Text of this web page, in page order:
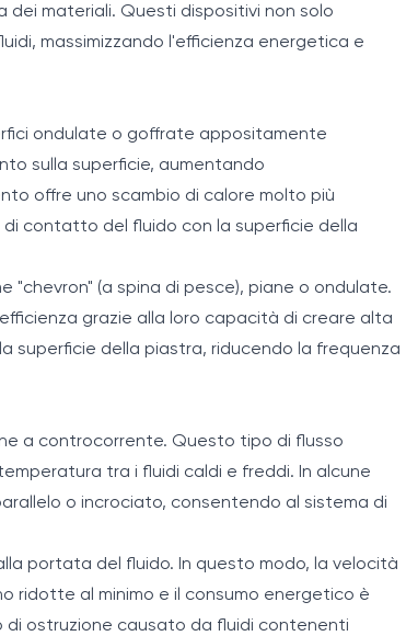
dei materiali. Questi dispositivi non solo
massimizzando l'efficienza energetica e
ondulate o goffrate appositamente
sulla superficie, aumentando
offre uno scambio di calore molto più
contatto del fluido con la superficie della
(a spina di pesce), piane o ondulate.
grazie alla loro capacità di creare alta
superficie della piastra, riducendo la frequenza
a controcorrente. Questo tipo di flusso
tra i fluidi caldi e freddi. In alcune
o incrociato, consentendo al sistema di
portata del fluido. In questo modo, la velocità
ridotte al minimo e il consumo energetico è
di ostruzione causato da fluidi contenenti